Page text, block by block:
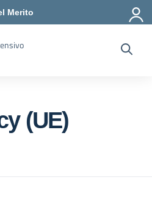
Merito
(UE)